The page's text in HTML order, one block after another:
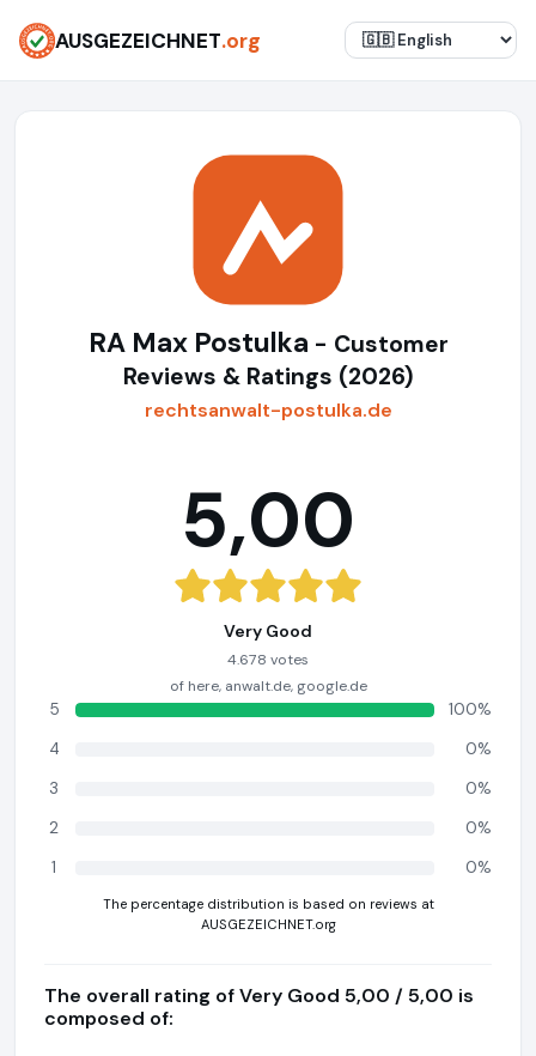
AUSGEZEICHNET.org
RA Max Postulka - Customer
Reviews & Ratings (2026)
rechtsanwalt-postulka.de
5,00
Very Good
4.678 votes
of here, anwalt.de, google.de
5
100%
4
0%
3
0%
2
0%
1
0%
The percentage distribution is based on reviews at
AUSGEZEICHNET.org
The overall rating of Very Good 5,00 / 5,00 is
composed of: